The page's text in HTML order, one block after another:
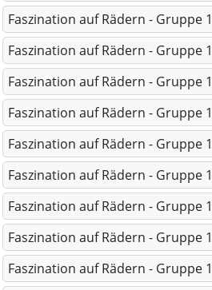
Faszination auf Rädern - Gruppe
Faszination auf Rädern - Gruppe
Faszination auf Rädern - Gruppe
Faszination auf Rädern - Gruppe
Faszination auf Rädern - Gruppe
Faszination auf Rädern - Gruppe
Faszination auf Rädern - Gruppe
Faszination auf Rädern - Gruppe
Faszination auf Rädern - Gruppe